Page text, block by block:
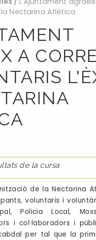
Nectarina Atlètica
A
de la cursa
de la Nectarina
voluntaris i
Policia Local,
i col·laboradors i
per tal que la prim